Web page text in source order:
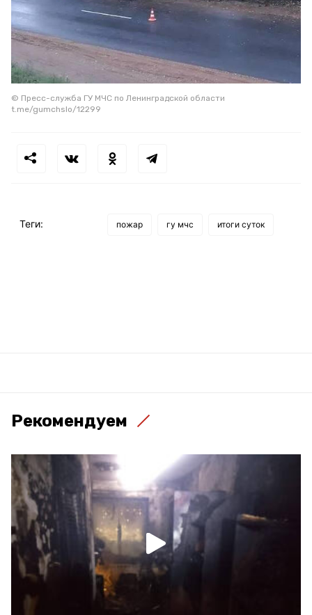
© Пресс-служба ГУ МЧС по Ленинградской области
t.me/gumchslo/12299
Теги: пожар гу мчс итоги суток
Рекомендуем